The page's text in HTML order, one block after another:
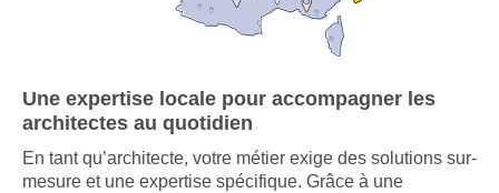
Une expertise locale pour accompagner les
architectes au quotidien
En tant qu’architecte, votre métier exige des solutions sur-
mesure et une expertise spécifique. Grâce à une